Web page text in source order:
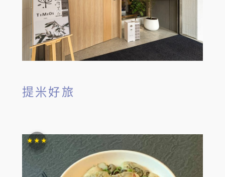
提米好旅
★★★